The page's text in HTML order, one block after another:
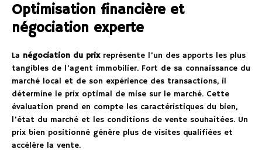
Optimisation financière et
négociation experte
La négociation du prixreprésente l’un des apports les plus
tangibles de l’agent immobilier. Fort de sa connaissance du
marché local et de son expérience des transactions, il
détermine le prix optimal de mise sur le marché. Cette
évaluation prend en compte les caractéristiques du bien,
l’état du marché et les conditions de vente souhaitées. Un
prix bien positionné génère plus de visites qualifiées et
accélère la vente.